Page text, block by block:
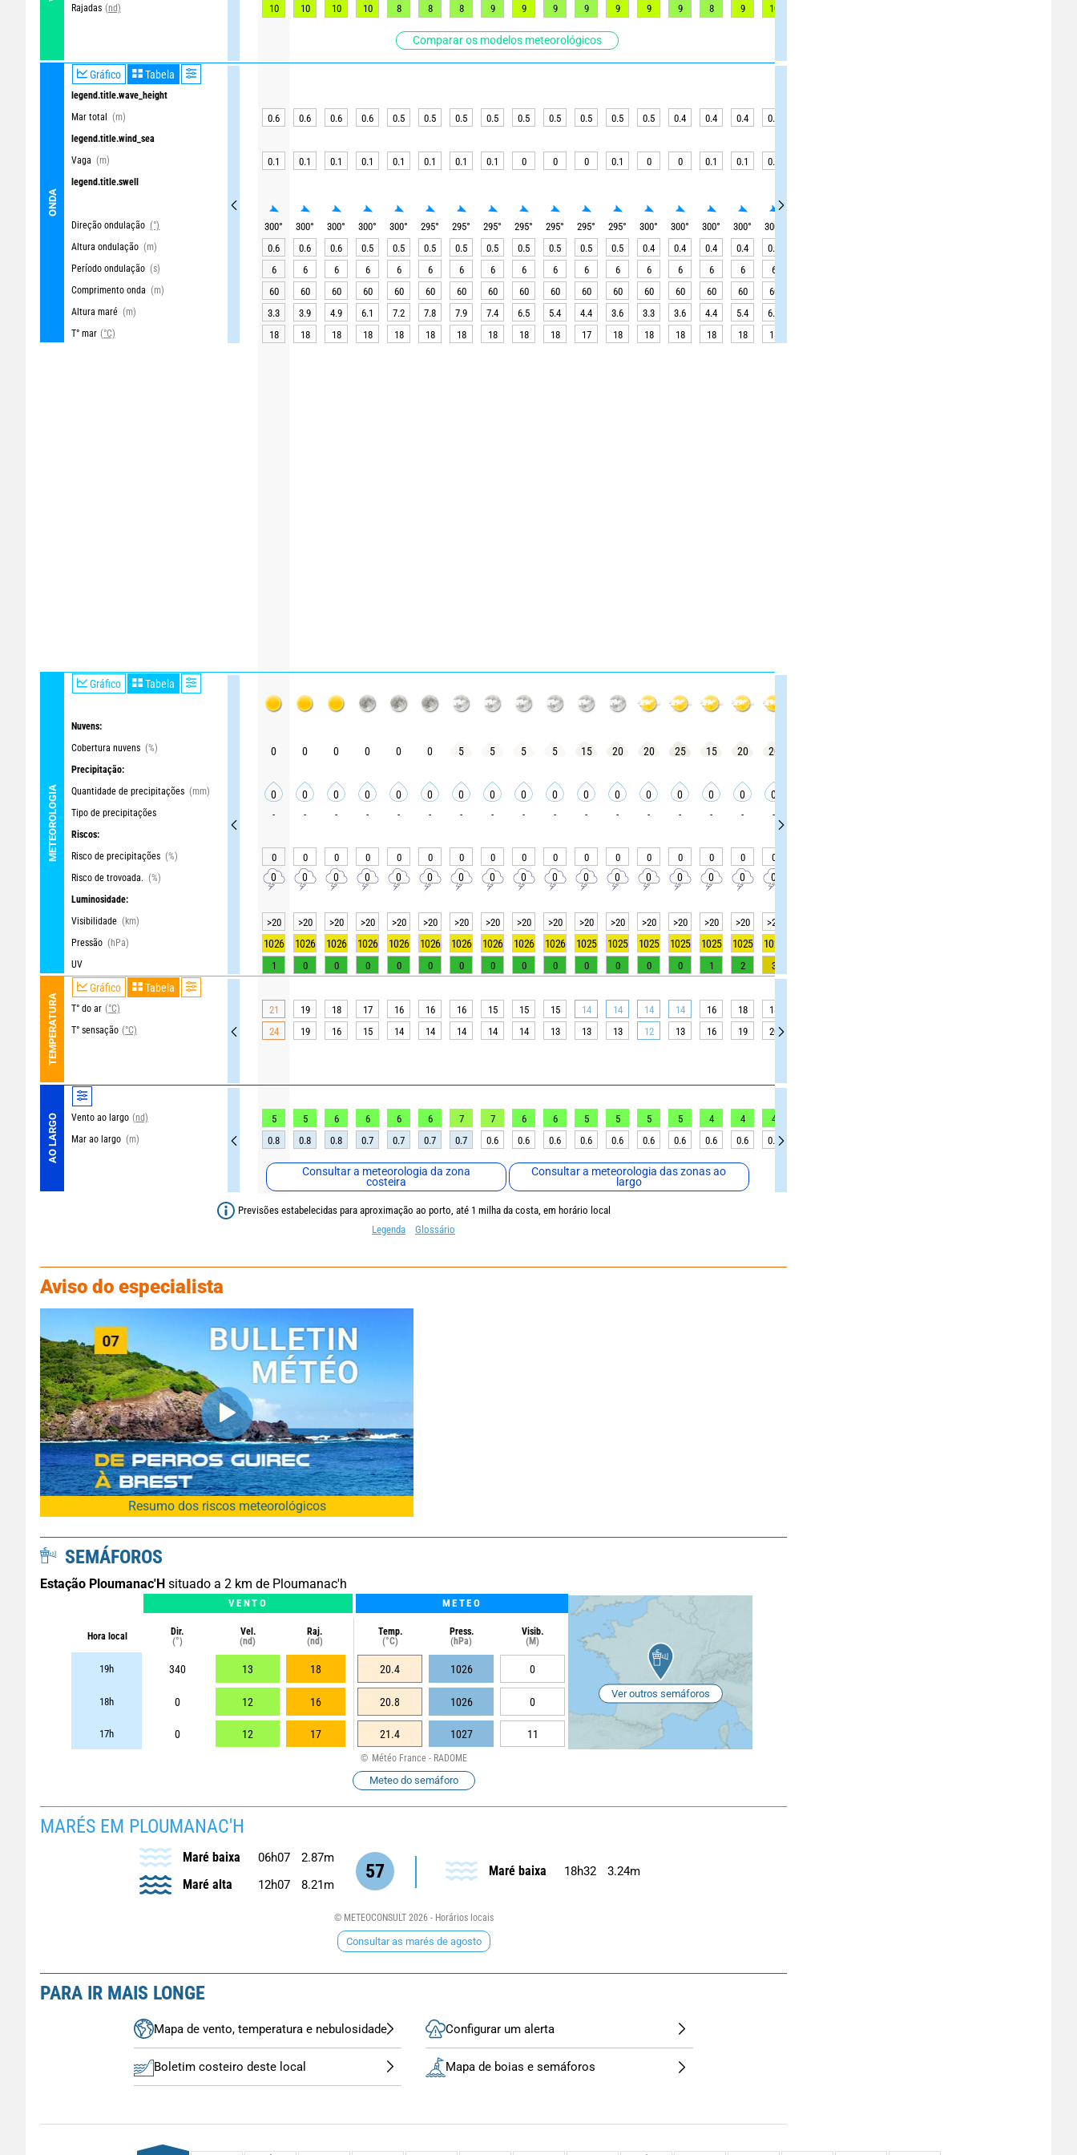
Rajadas (nd)
Comparar os modelos meteorológicos
ONDA
Gráfico Tabela
legend.title.wave_height
Mar total (m)
legend.title.wind_sea
Vaga (m)
legend.title.swell
Direção ondulação (°)
Altura ondulação (m)
Período ondulação (s)
Comprimento onda (m)
Altura maré (m)
T° mar (°C)
METEOROLOGIA
Gráfico Tabela
Nuvens:
Cobertura nuvens (%)
Precipitação:
Quantidade de precipitações (mm)
Tipo de precipitações
Riscos:
Risco de precipitações (%)
Risco de trovoada. (%)
Luminosidade:
Visibilidade (km)
Pressão (hPa)
UV
TEMPERATURA
Gráfico Tabela
T° do ar (°C)
T° sensação (°C)
AO LARGO Vento ao largo (nd)
Mar ao largo (m)
Consultar a meteorologia da zona
costeira
Consultar a meteorologia das zonas ao
largo
10
10 10 10 8 8 8 9 9 9 9 9 9 9 8 9 10
0.6 0.6 0.6 0.6 0.5 0.5 0.5 0.5 0.5 0.5 0.5 0.5 0.5 0.4 0.4 0.4 0.4
0.1 0.1 0.1 0.1 0.1 0.1 0.1 0.1 0 0 0 0.1 0 0 0.1 0.1 0.1
300° 300° 300° 300° 300° 295° 295° 295° 295° 295° 295° 295° 300° 300° 300° 300° 300
0.6
0.6 0.6 0.5 0.5 0.5 0.5 0.5 0.5 0.5 0.5 0.5 0.4 0.4 0.4 0.4 0.4
6
6 6 6 6 6 6 6 6 6 6 6 6 6 6 6 6
60
60 60 60 60 60 60 60 60 60 60 60 60 60 60 60 60
3.3
3.9 4.9 6.1 7.2 7.8 7.9 7.4 6.5 5.4 4.4 3.6 3.3 3.6 4.4 5.4 6.5
18
18 18 18 18 18 18 18 18 18 17 18 18 18 18 18 18
0 0 0 0 0 0 5 5 5 5 15 20 20 25 15 20 20
0 0 0 0 0 0 0 0 0 0 0 0 0 0 0 0 0
- - - - - - - - - - - - - - - - -
0 0 0 0 0 0 0 0 0 0 0 0 0 0 0 0 0
0 0 0 0 0 0 0 0 0 0 0 0 0 0 0 0 0
>20 >20 >20 >20 >20 >20 >20 >20 >20 >20 >20 >20 >20 >20 >20 >20 >20
1026 1026 1026 1026 1026 1026 1026 1026 1026 1026 1025 1025 1025 1025 1025 1025 1025
1 0 0 0 0 0 0 0 0 0 0 0 0 0 1 2 3
21 19 18 17 16 16 16 15 15 15 14 14 14 14 16 18 18
24
19 16 15 14 14 14 14 14 13 13 13 12 13 16 19 20
5 5 6 6 6 6 7 7 6 6 5 5 5 5 4 4 4
0.8
0.8 0.8 0.7 0.7 0.7 0.7 0.6 0.6 0.6 0.6 0.6 0.6 0.6 0.6 0.6 0.5
Previsões estabelecidas para aproximação ao porto, até 1 milha da costa, em horário local
Legenda
Glossário
Aviso do especialista
Resumo dos riscos meteorológicos
SEMÁFOROS
Estação Ploumanac'H situado a 2 km de Ploumanac'h
VENTO METEO
Hora local
Dir.
(°)
Vel.
(nd)
Raj.
(nd)
Temp.
(°C)
Press.
(hPa)
Visib.
(M)
19h 340 13 18 20.4 1026 0
18h 0 12 16 20.8 1026 0
17h 0 12 17 21.4 1027 11
Ver outros semáforos
Météo France - RADOME
Meteo do semáforo
MARÉS EM PLOUMANAC'H
57
Maré baixa 06h07 2.87m
Maré alta 12h07 8.21m
Maré baixa 18h32 3.24m
© METEOCONSULT 2026 - Horários locais
Consultar as marés de agosto
PARA IR MAIS LONGE
Mapa de vento, temperatura e nebulosidade
Boletim costeiro deste local
Configurar um alerta
Mapa de boias e semáforos